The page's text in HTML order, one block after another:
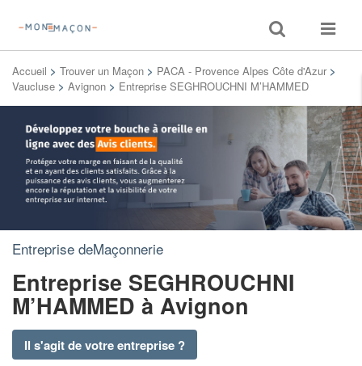
Toggle
search
Toggle
Accueil > Trouver un Maçon > PACA - Provence Alpes Côte d'Azur >
Vaucluse > Avignon > Entreprise SEGHROUCHNI M’HAMMED
Entreprise deMaçonnerie
Entreprise SEGHROUCHNI
M’HAMMED à Avignon
Il s'agit de votre entreprise ?